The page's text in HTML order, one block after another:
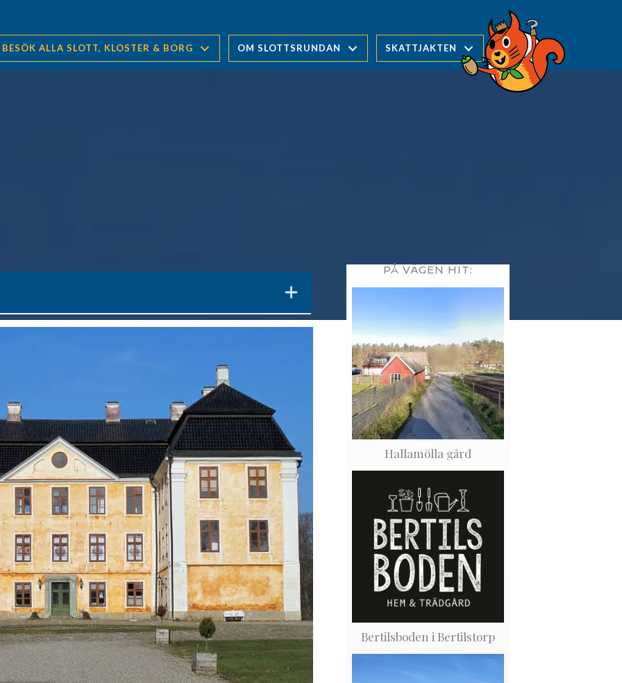
BESÖK ALLA SLOTT, KLOSTER & BORG OM SLOTTSRUNDAN SKATTJAKTEN
PÅ VÄGEN HIT:
Hallamölla gård
Bertilsboden i Bertilstorp